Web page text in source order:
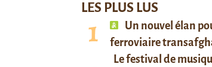
LES PLUS LUS
Un nouvel élan
ferroviaire
Le festival de